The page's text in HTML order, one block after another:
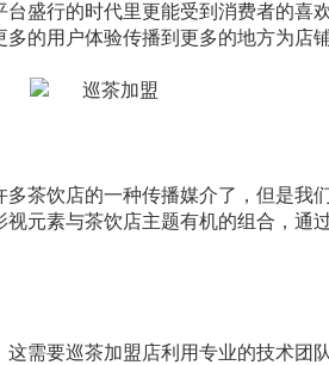
盛行的时代里更能受到消费者的喜
的用户体验传播到更多的地方为店
茶饮店的一种传播媒介了，但是我
元素与茶饮店主题有机的组合，通
需要巡茶加盟店利用专业的技术团